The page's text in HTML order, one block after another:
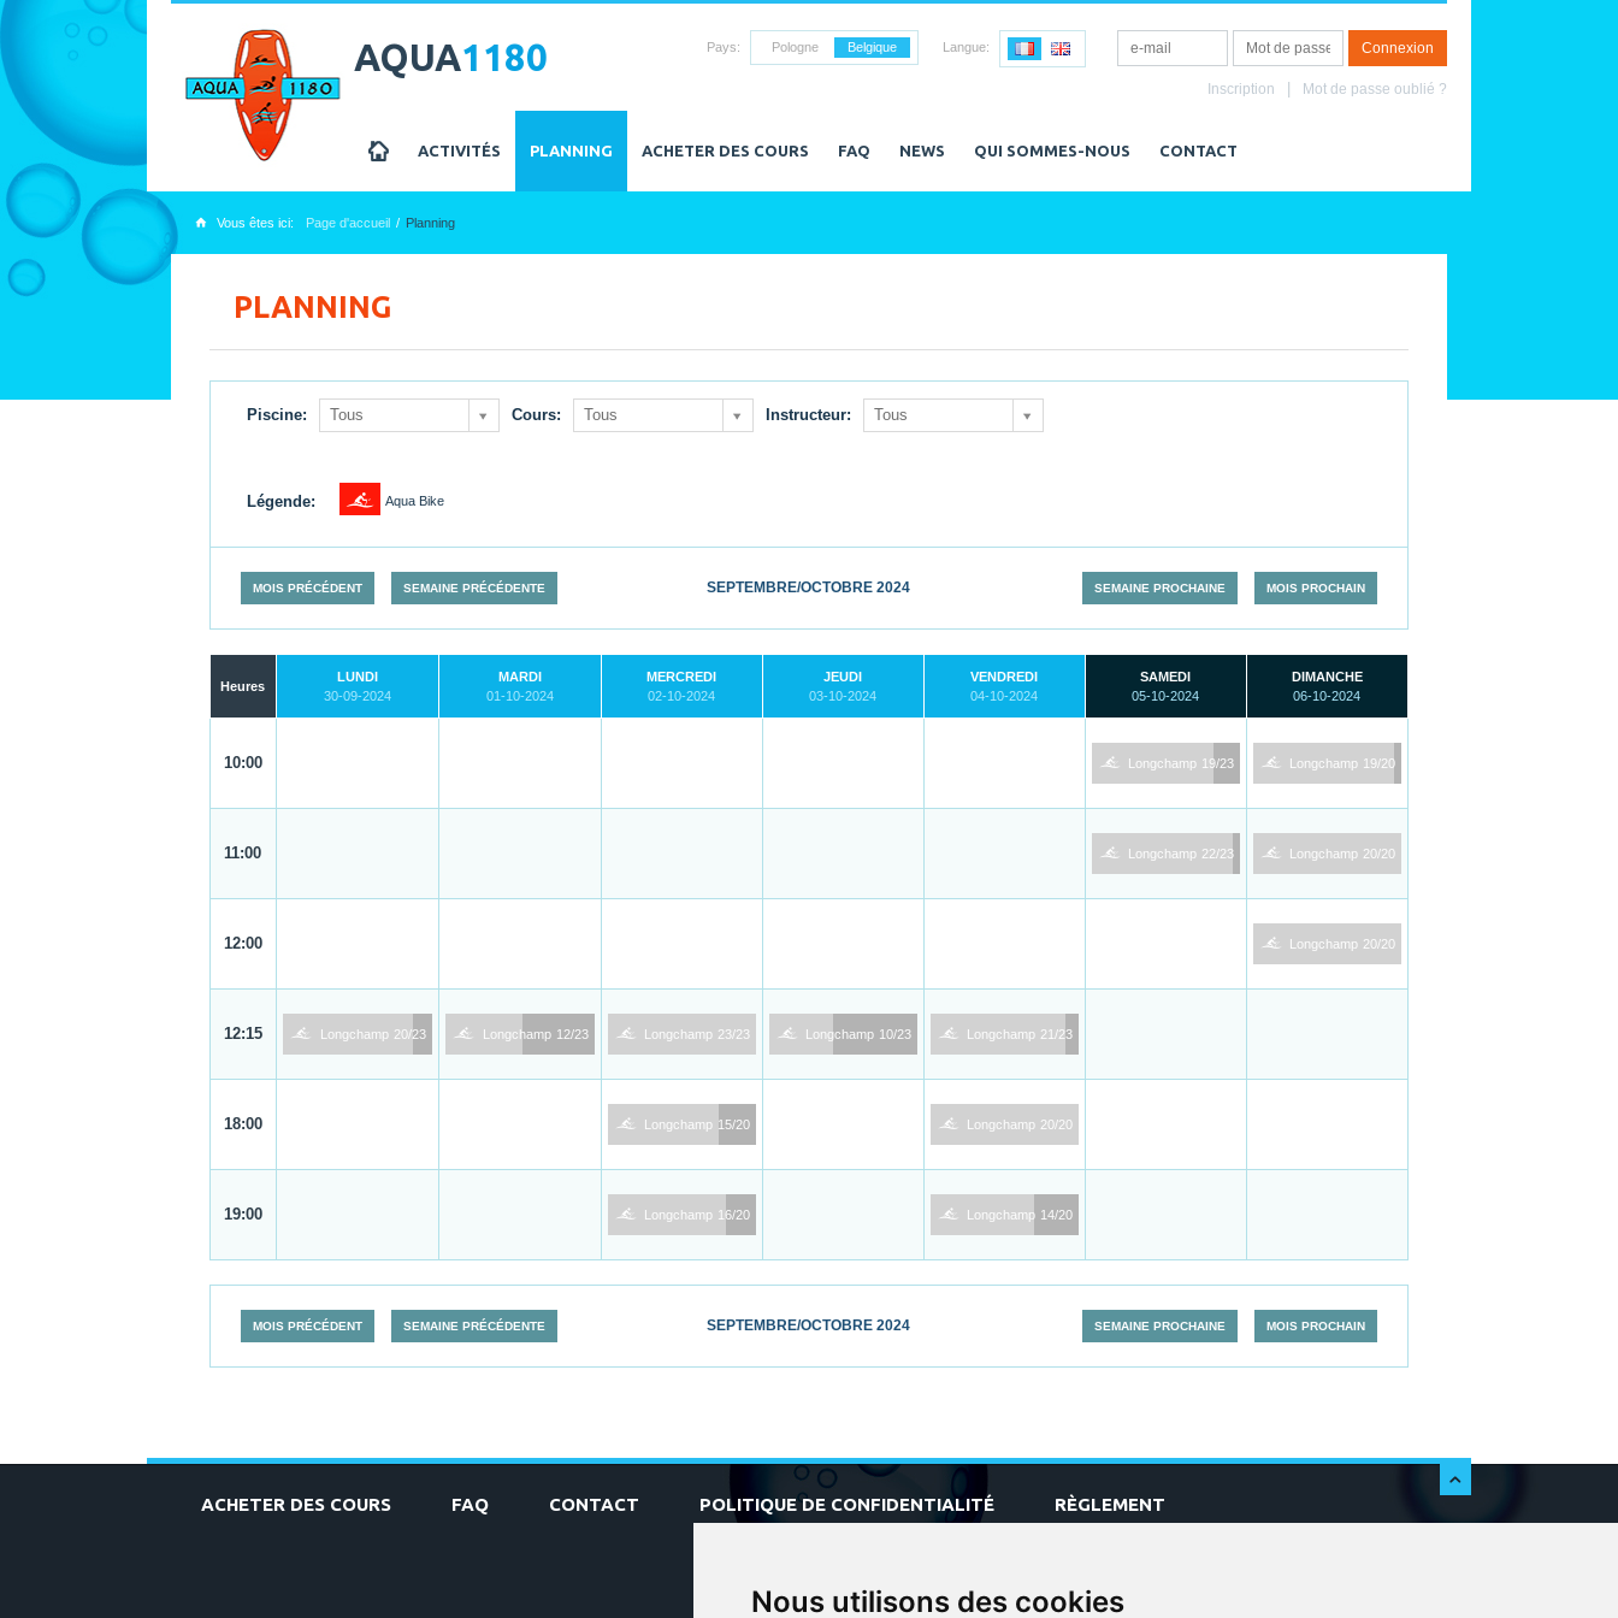
Nous utilisons des cookies
AQUA1180 Pays: Pologne Belgique Langue:
Inscription Mot de passe oublié ?
z ACTIVITÉS PLANNING ACHETER DES COURS FAQ NEWS QUI SOMMES-NOUS CONTACT
x Vous êtes ici: Page d'accueil Planning
PLANNING
Piscine: Tous Cours: Tous Instructeur: Tous
Légende: 1 Aqua Bike
MOIS PRÉCÉDENT SEMAINE PRÉCÉDENTE SEPTEMBRE/OCTOBRE 2024 SEMAINE PROCHAINE MOIS PROCHAIN
Heures
LUNDI
30-09-2024
MARDI
01-10-2024
MERCREDI
02-10-2024
JEUDI
03-10-2024
VENDREDI
04-10-2024
SAMEDI
05-10-2024
DIMANCHE
06-10-2024
10:00 1 Longchamp 19/23 1 Longchamp 19/20
11:00 1 Longchamp 22/23 1 Longchamp 20/20
12:00 1 Longchamp 20/20
12:15 1 Longchamp 20/23 1 Longchamp 12/23 1 Longchamp 23/23 1 Longchamp 10/23 1 Longchamp 21/23
18:00 1 Longchamp 15/20 1 Longchamp 20/20
19:00 1 Longchamp 16/20 1 Longchamp 14/20
MOIS PRÉCÉDENT SEMAINE PRÉCÉDENTE SEPTEMBRE/OCTOBRE 2024 SEMAINE PROCHAINE MOIS PROCHAIN
c
ACHETER DES COURS FAQ CONTACT POLITIQUE DE CONFIDENTIALITÉ RÈGLEMENT